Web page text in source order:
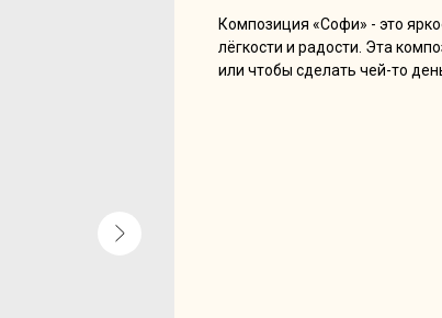
Композиция «Софи» - это
лёгкости и радости. Эта
или чтобы сделать чей-то